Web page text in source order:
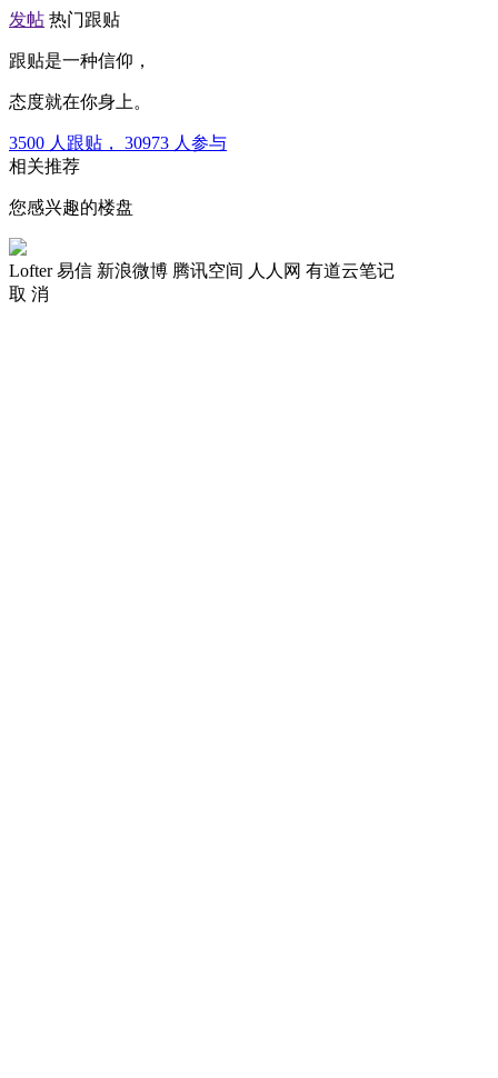
发帖 热门跟贴
跟贴是一种信仰，
态度就在你身上。
3500 人跟贴， 30973 人参与
相关推荐
您感兴趣的楼盘
Lofter 易信 新浪微博 腾讯空间 人人网 有道云笔记
取 消